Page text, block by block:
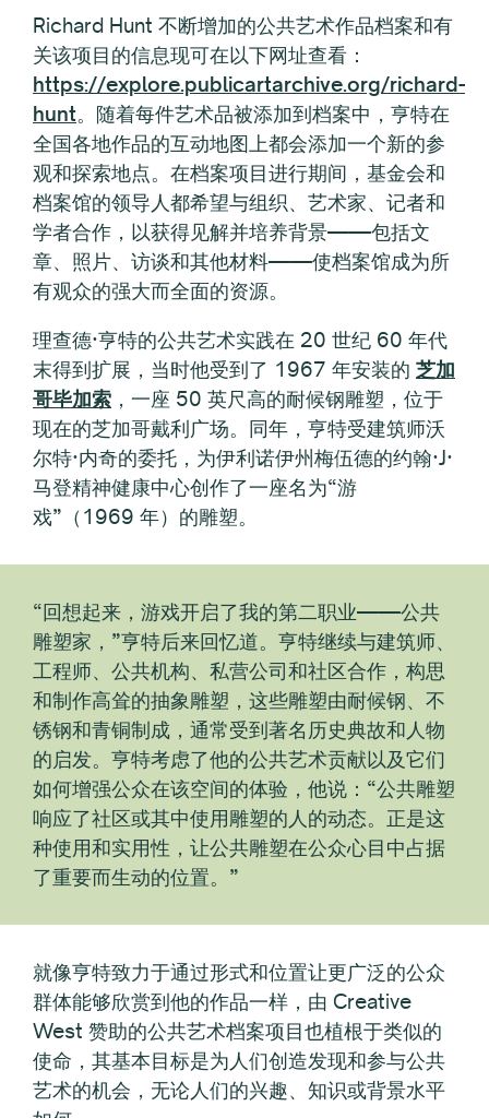
Richard Hunt 不断增加的公共艺术作品档案和有
关该项目的信息现可在以下网址查看：
https://explore.publicartarchive.org/richard-
hunt。随着每件艺术品被添加到档案中，亨特在
全国各地作品的互动地图上都会添加一个新的参
观和探索地点。在档案项目进行期间，基金会和
档案馆的领导人都希望与组织、艺术家、记者和
学者合作，以获得见解并培养背景——包括文
章、照片、访谈和其他材料——使档案馆成为所
有观众的强大而全面的资源。
理查德·亨特的公共艺术实践在 20 世纪 60 年代
末得到扩展，当时他受到了 1967 年安装的 芝加
哥毕加索 ，一座 50 英尺高的耐候钢雕塑，位于
现在的芝加哥戴利广场。同年，亨特受建筑师沃
尔特·内奇的委托，为伊利诺伊州梅伍德的约翰·J·
马登精神健康中心创作了一座名为“游
戏”（1969 年）的雕塑。
“回想起来，游戏开启了我的第二职业——公共
雕塑家，”亨特后来回忆道。亨特继续与建筑师、
工程师、公共机构、私营公司和社区合作，构思
和制作高耸的抽象雕塑，这些雕塑由耐候钢、不
锈钢和青铜制成，通常受到著名历史典故和人物
的启发。亨特考虑了他的公共艺术贡献以及它们
如何增强公众在该空间的体验，他说：“公共雕塑
响应了社区或其中使用雕塑的人的动态。正是这
种使用和实用性，让公共雕塑在公众心目中占据
了重要而生动的位置。”
就像亨特致力于通过形式和位置让更广泛的公众
群体能够欣赏到他的作品一样，由 Creative
West 赞助的公共艺术档案项目也植根于类似的
使命，其基本目标是为人们创造发现和参与公共
艺术的机会，无论人们的兴趣、知识或背景水平